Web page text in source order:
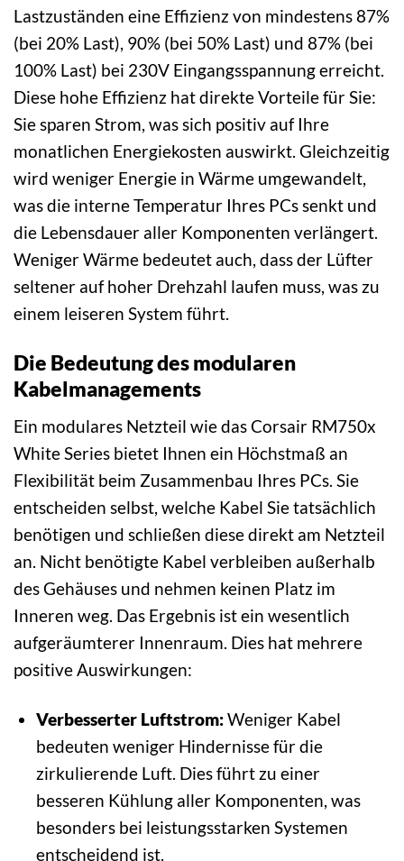
Lastzuständen eine Effizienz von mindestens 87%
(bei 20% Last), 90% (bei 50% Last) und 87% (bei
100% Last) bei 230V Eingangsspannung erreicht.
Diese hohe Effizienz hat direkte Vorteile für Sie:
Sie sparen Strom, was sich positiv auf Ihre
monatlichen Energiekosten auswirkt. Gleichzeitig
wird weniger Energie in Wärme umgewandelt,
was die interne Temperatur Ihres PCs senkt und
die Lebensdauer aller Komponenten verlängert.
Weniger Wärme bedeutet auch, dass der Lüfter
seltener auf hoher Drehzahl laufen muss, was zu
einem leiseren System führt.
Die Bedeutung des modularen
Kabelmanagements
Ein modulares Netzteil wie das Corsair RM750x
White Series bietet Ihnen ein Höchstmaß an
Flexibilität beim Zusammenbau Ihres PCs. Sie
entscheiden selbst, welche Kabel Sie tatsächlich
benötigen und schließen diese direkt am Netzteil
an. Nicht benötigte Kabel verbleiben außerhalb
des Gehäuses und nehmen keinen Platz im
Inneren weg. Das Ergebnis ist ein wesentlich
aufgeräumterer Innenraum. Dies hat mehrere
positive Auswirkungen:
Verbesserter Luftstrom:Weniger Kabel
bedeuten weniger Hindernisse für die
zirkulierende Luft. Dies führt zu einer
besseren Kühlung aller Komponenten, was
besonders bei leistungsstarken Systemen
entscheidend ist.